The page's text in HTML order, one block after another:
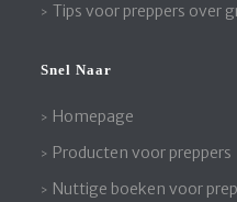
Tips voor preppers over
Snel Naar
Homepage
Producten voor preppers
Nuttige boeken voor